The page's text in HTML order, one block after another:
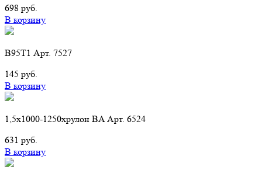
698 руб.
В корзину
В95Т1 Арт. 7527
145 руб.
В корзину
1,5х1000-1250хрулон BA Арт. 6524
631 руб.
В корзину